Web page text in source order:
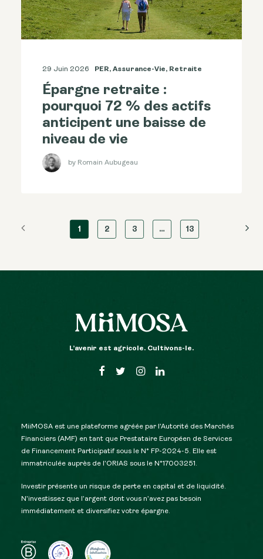
29 Juin 2026 PER, Assurance-Vie, Retraite
Épargne retraite :
pourquoi 72 % des actifs
anticipent une baisse de
niveau de vie
by Romain Aubugeau
1 2 3 … 13
L’avenir est agricole. Cultivons-le.
MiiMOSA est une plateforme agréée par l’Autorité des Marchés
Financiers (AMF) en tant que Prestataire Européen de Services
de Financement Participatif sous le N° FP-2024-5. Elle est
immatriculée auprès de l’ORIAS sous le N°17003251.
Investir présente un risque de perte en capital et de liquidité.
N’investissez que l’argent dont vous n’avez pas besoin
immédiatement et diversifiez votre épargne.